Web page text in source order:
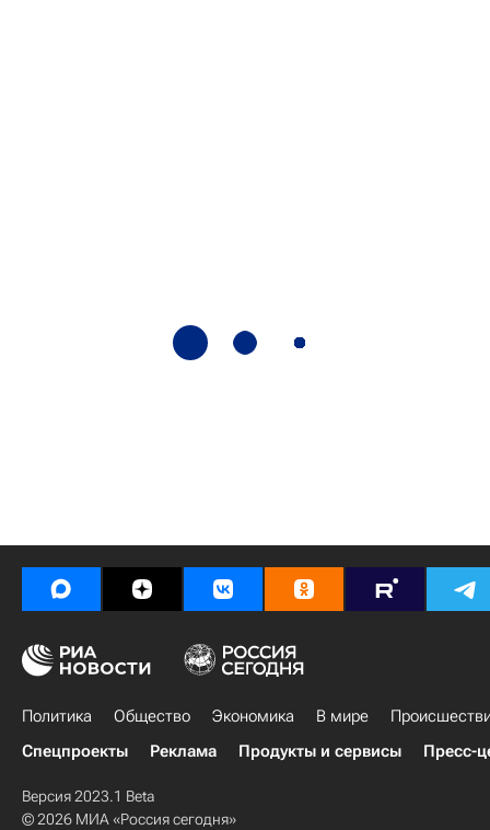
Политика Общество Экономика В мире
Спецпроекты
Реклама Продукты и сервисы Пресс-
Версия 2023.1 Beta
© 2026 МИА «Россия сегодня»